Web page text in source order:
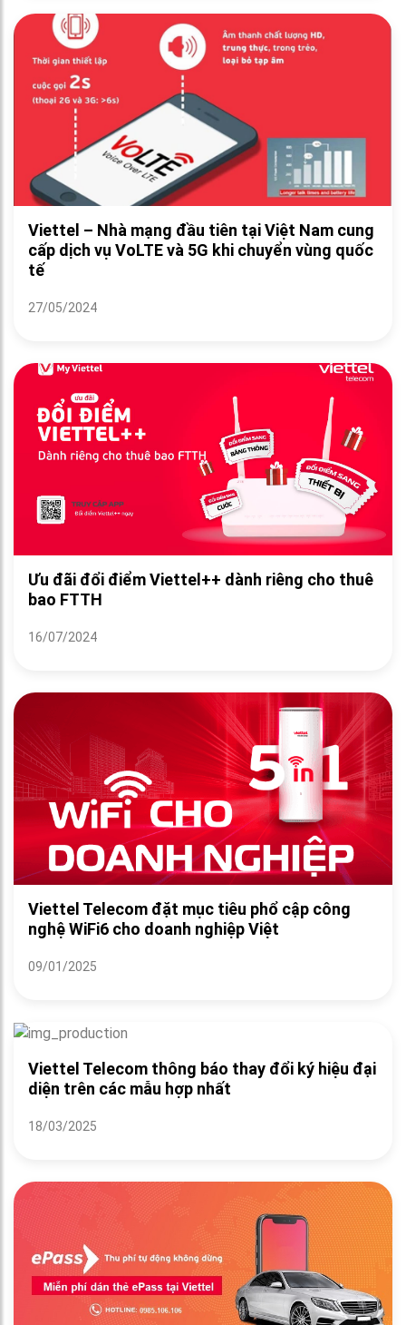
Viettel – Nhà mạng đầu tiên tại Việt Nam cung
cấp dịch vụ VoLTE và 5G khi chuyển vùng quốc
tế
27/05/2024
Ưu đãi đổi điểm Viettel++ dành riêng cho thuê
bao FTTH
16/07/2024
Viettel Telecom đặt mục tiêu phổ cập công
nghệ WiFi6 cho doanh nghiệp Việt
09/01/2025
Viettel Telecom thông báo thay đổi ký hiệu đại
diện trên các mẫu hợp nhất
18/03/2025